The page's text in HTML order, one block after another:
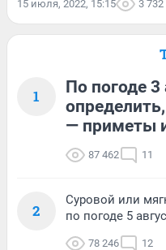
15 июля, 2022, 15:15 3 732
1
По погоде
— приметы
87 462 11
2
Суровой или
по погоде 5
78 246 12